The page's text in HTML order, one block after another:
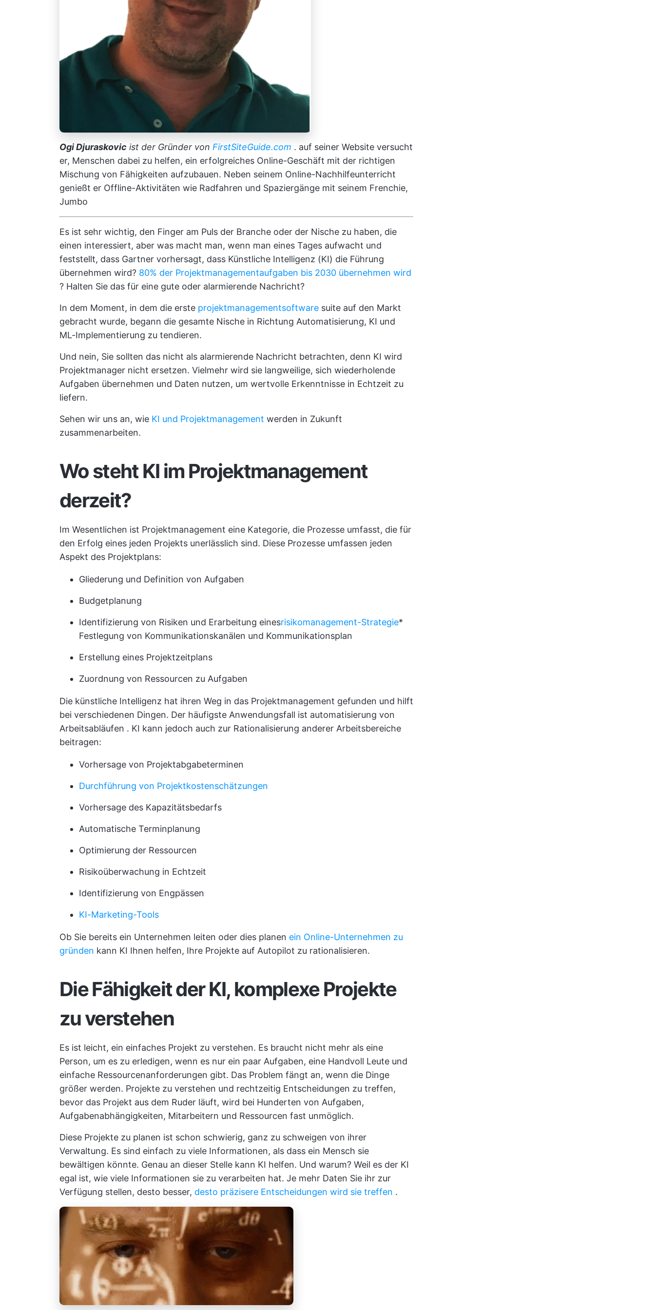
Ogi Djuraskovic ist der Gründer von FirstSiteGuide.com . auf seiner Website versucht
er, Menschen dabei zu helfen, ein erfolgreiches Online-Geschäft mit der richtigen
Mischung von Fähigkeiten aufzubauen. Neben seinem Online-Nachhilfeunterricht
genießt er Offline-Aktivitäten wie Radfahren und Spaziergänge mit seinem Frenchie,
Jumbo
Es ist sehr wichtig, den Finger am Puls der Branche oder der Nische zu haben, die
einen interessiert, aber was macht man, wenn man eines Tages aufwacht und
feststellt, dass Gartner vorhersagt, dass Künstliche Intelligenz (KI) die Führung
übernehmen wird? 80% der Projektmanagementaufgaben bis 2030 übernehmen wird
? Halten Sie das für eine gute oder alarmierende Nachricht?
In dem Moment, in dem die erste projektmanagementsoftware suite auf den Markt
gebracht wurde, begann die gesamte Nische in Richtung Automatisierung, KI und
ML-Implementierung zu tendieren.
Und nein, Sie sollten das nicht als alarmierende Nachricht betrachten, denn KI wird
Projektmanager nicht ersetzen. Vielmehr wird sie langweilige, sich wiederholende
Aufgaben übernehmen und Daten nutzen, um wertvolle Erkenntnisse in Echtzeit zu
liefern.
Sehen wir uns an, wie KI und Projektmanagement werden in Zukunft
zusammenarbeiten.
Wo steht KI im Projektmanagement
derzeit?
Im Wesentlichen ist Projektmanagement eine Kategorie, die Prozesse umfasst, die für
den Erfolg eines jeden Projekts unerlässlich sind. Diese Prozesse umfassen jeden
Aspekt des Projektplans:
Gliederung und Definition von Aufgaben
Budgetplanung
Identifizierung von Risiken und Erarbeitung einesrisikomanagement-Strategie*
Festlegung von Kommunikationskanälen und Kommunikationsplan
Erstellung eines Projektzeitplans
Zuordnung von Ressourcen zu Aufgaben
Die künstliche Intelligenz hat ihren Weg in das Projektmanagement gefunden und hilft
bei verschiedenen Dingen. Der häufigste Anwendungsfall ist automatisierung von
Arbeitsabläufen . KI kann jedoch auch zur Rationalisierung anderer Arbeitsbereiche
beitragen:
Vorhersage von Projektabgabeterminen
Durchführung von Projektkostenschätzungen
Vorhersage des Kapazitätsbedarfs
Automatische Terminplanung
Optimierung der Ressourcen
Risikoüberwachung in Echtzeit
Identifizierung von Engpässen
KI-Marketing-Tools
Ob Sie bereits ein Unternehmen leiten oder dies planen ein Online-Unternehmen zu
gründen kann KI Ihnen helfen, Ihre Projekte auf Autopilot zu rationalisieren.
Die Fähigkeit der KI, komplexe Projekte
zu verstehen
Es ist leicht, ein einfaches Projekt zu verstehen. Es braucht nicht mehr als eine
Person, um es zu erledigen, wenn es nur ein paar Aufgaben, eine Handvoll Leute und
einfache Ressourcenanforderungen gibt. Das Problem fängt an, wenn die Dinge
größer werden. Projekte zu verstehen und rechtzeitig Entscheidungen zu treffen,
bevor das Projekt aus dem Ruder läuft, wird bei Hunderten von Aufgaben,
Aufgabenabhängigkeiten, Mitarbeitern und Ressourcen fast unmöglich.
Diese Projekte zu planen ist schon schwierig, ganz zu schweigen von ihrer
Verwaltung. Es sind einfach zu viele Informationen, als dass ein Mensch sie
bewältigen könnte. Genau an dieser Stelle kann KI helfen. Und warum? Weil es der KI
egal ist, wie viele Informationen sie zu verarbeiten hat. Je mehr Daten Sie ihr zur
Verfügung stellen, desto besser, desto präzisere Entscheidungen wird sie treffen .